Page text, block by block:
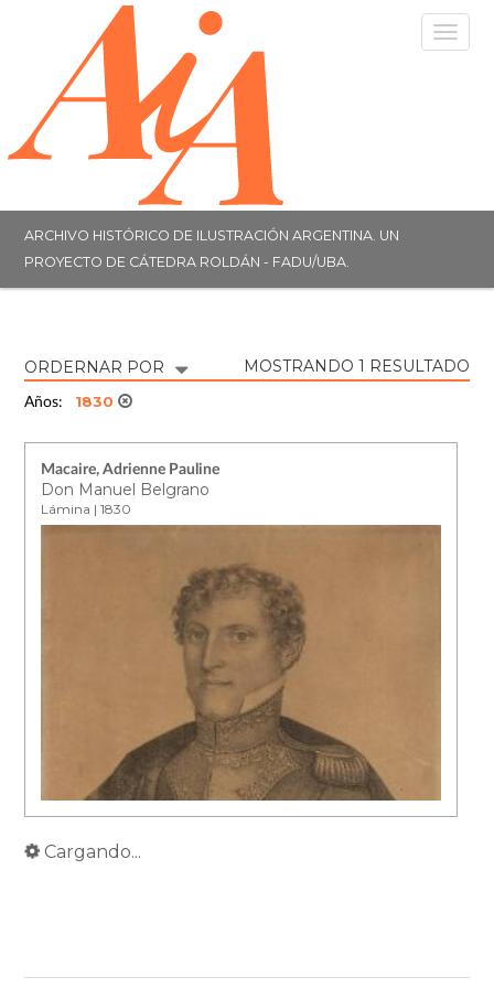
ARCHIVO HISTÓRICO DE ILUSTRACIÓN ARGENTINA. UN
PROYECTO DE CÁTEDRA ROLDÁN - FADU/UBA.
ORDERNAR POR MOSTRANDO 1 RESULTADO
Años: 1830
Macaire, Adrienne Pauline
Don Manuel Belgrano
Lámina | 1830
Cargando...